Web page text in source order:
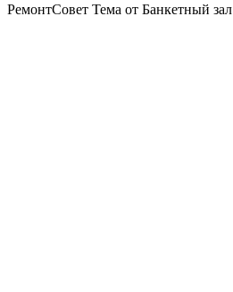
РемонтСовет Тема от Банкетный зал